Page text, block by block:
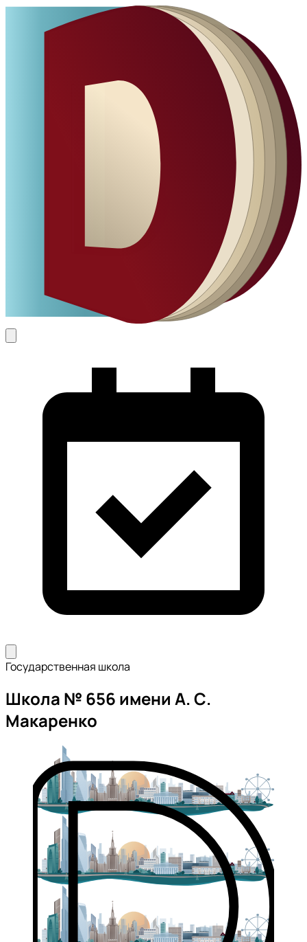
Государственная школа
Школа № 656 имени А. С.
Макаренко